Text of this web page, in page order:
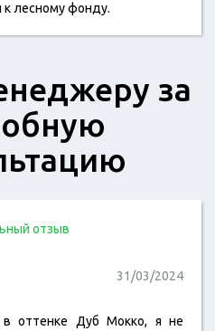
лесному фонду.
за
отзыв
31/03/2024
в оттенке Дуб Мокко, я не